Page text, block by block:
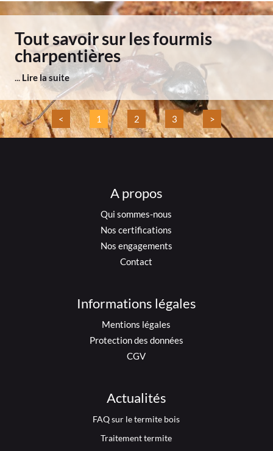
Tout savoir sur les fourmis
charpentières
... Lire la suite
< 1 2 3 >
A propos
Qui sommes-nous
Nos certifications
Nos engagements
Contact
Informations légales
Mentions légales
Protection des données
CGV
Actualités
FAQ sur le termite bois
Traitement termite